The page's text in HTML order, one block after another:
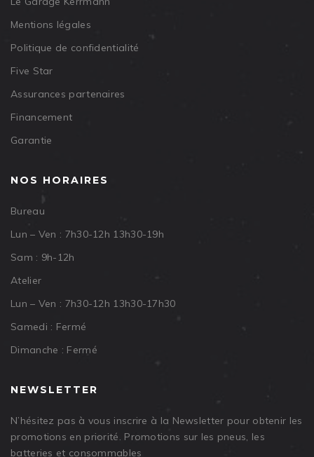
Mentions légales
Politique de confidentialité
Five Star
Assurances partenaires
Financement
Garantie
NOS HORAIRES
Bureau
Lun – Ven : 7h30-12h 13h30-19h
Sam : 9h-12h
Atelier
Lun – Ven : 7h30-12h 13h30-17h30
Samedi : Fermé
Dimanche : Fermé
NEWSLETTER
N’hésitez pas à vous inscrire à la Newsletter pour obtenir les
promotions en priorité. Promotions sur les pneus, les
batteries et consommables